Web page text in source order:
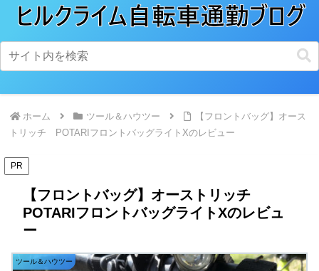
ホーム ツール＆ハウツー
【フロントバッグ】オース
トリッチ POTARIフロントバッグライトXのレビュー
PR
【フロントバッグ】オーストリッチ
POTARIフロントバッグライトXのレビュ
ー
ツール＆ハウツー